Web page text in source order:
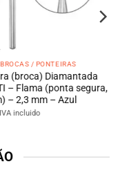
/ PONTEIRAS
(broca) Diamantada
– Flama (ponta segura,
– 2,3 mm – Azul
IVA incluido